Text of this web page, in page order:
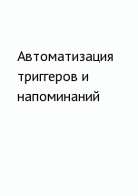
Автоматизация
триггеров и
напоминаний